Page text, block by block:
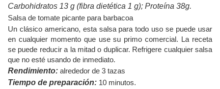
Carbohidratos 13 g (fibra dietética 1 g); Proteína 38g.
Salsa de tomate picante para barbacoa
Un clásico americano, esta salsa para todo uso se puede usar
en cualquier momento que use su primo comercial. La receta
se puede reducir a la mitad o duplicar. Refrigere cualquier salsa
que no esté usando de inmediato.
Rendimiento: alrededor de 3 tazas
Tiempo de preparación: 10 minutos.